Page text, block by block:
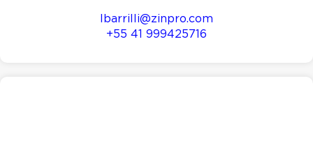
lbarrilli@zinpro.com
+55 41 999425716